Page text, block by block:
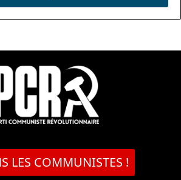
LES COMMUNISTES !